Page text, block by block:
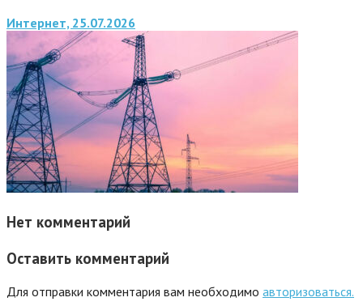
Интернет, 25.07.2026
Нет комментарий
Оставить комментарий
Для отправки комментария вам необходимо авторизоваться.